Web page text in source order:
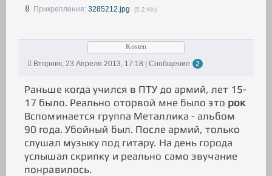
Прикрепления: 3285212.jpg (5.2 Kb)
Kosten
Вторник, 23 Апреля 2013, 17:18 | Сообщение
2
Раньше когда учился в ПТУ до армий, лет 15-
17 было. Реально оторвой мне было это рок
Вспоминается группа Металлика - альбом
90 года. Убойный был. После армий, только
слушал музыку под гитару. На день города
услышал скрипку и реально само звучание
понравилось.